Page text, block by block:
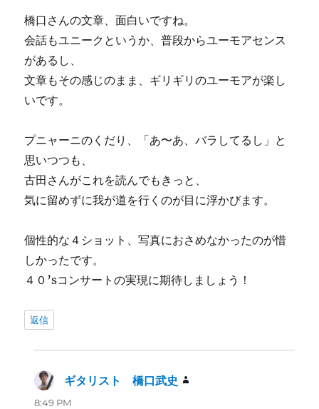
橋口さんの文章、面白いですね。
会話もユニークというか、普段からユーモアセンス
があるし、
文章もその感じのまま、ギリギリのユーモアが楽し
いです。
プニャーニのくだり、「あ〜あ、バラしてるし」と
思いつつも、
古田さんがこれを読んでもきっと、
気に留めずに我が道を行くのが目に浮かびます。
個性的な４ショット、写真におさめなかったのが惜
しかったです。
４０’sコンサートの実現に期待しましょう！
返信
ギタリスト 橋口武史
8:49 PM